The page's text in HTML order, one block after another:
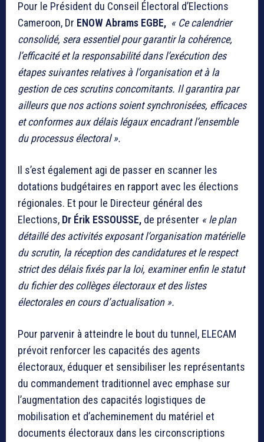
Pour le Président du Conseil Électoral d’Elections
Cameroon, Dr ENOW Abrams EGBE, « Ce calendrier
consolidé, sera essentiel pour garantir la cohérence,
l’efficacité et la responsabilité dans l’exécution des
étapes suivantes relatives à l’organisation et à la
gestion de ces scrutins concomitants. Il garantira par
ailleurs que nos actions soient synchronisées, efficaces
et conformes aux délais légaux encadrant l’ensemble
du processus électoral ».
Il s’est également agi de passer en scanner les
dotations budgétaires en rapport avec les élections
régionales. Et pour le Directeur général des
Elections, Dr Érik ESSOUSSE, de présenter « le plan
détaillé des activités exposant l’organisation matérielle
du scrutin, la réception des candidatures et le respect
strict des délais fixés par la loi, examiner enfin le statut
du fichier des collèges électoraux et des listes
électorales en cours d’actualisation ».
Pour parvenir à atteindre le bout du tunnel, ELECAM
prévoit renforcer les capacités des agents
électoraux, éduquer et sensibiliser les représentants
du commandement traditionnel avec emphase sur
l’augmentation des capacités logistiques de
mobilisation et d’acheminement du matériel et
documents électoraux dans les circonscriptions